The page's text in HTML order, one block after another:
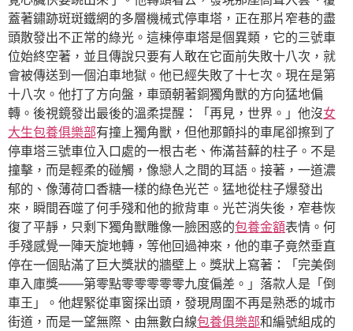
蓋著鏽跡斑斑鐵網的多層機械式停車塔，正在那片窄巷的盡
頭散發出不正常的綠光。這棟停車塔是個異類，它的三號車
位始終空著，並且傳說只要有人敢在它面前失敗十八次，就
會被傳送到一個泊車地獄。他已經失敗了十七次。現在是第
十八次。他打了方向盤，車頭朝著銅獨角獸的方向猛地偏
轉。後視鏡發出最後的溫柔提醒：「再見，世界。」他沒女
大生包養俱樂部有撞上獨角獸，但他那顫抖的車尾卻擦到了
停車塔三號車位入口處的一根古老、佈滿苔蘚的柱子。不是
撞擊，而是輕柔的碰觸，像戀人之間的耳語。接著，一道濃
郁的、像薄荷口香糖一樣的綠色光芒。猛地從柱子爆發出
來，瞬間吞噬了何手殘和他的掀背車。光芒消失後，窄巷恢
復了平靜，只剩下獨角獸雕像一臉困惑的包養金額表情。何
手殘感覺一陣天旋地轉，等他回過神來，他的車子竟然垂直
停在一個貼滿了巨大獎狀的牆壁上。獎狀上寫著：「完美倒
車入庫獎——第零點零零零零零九度偏差。」落款人是「倒
車王」。他趕緊從車窗探出頭，發現周圍不再是熟悉的城市
街道，而是一望無際、由無數白線包養俱樂部和編號組成的